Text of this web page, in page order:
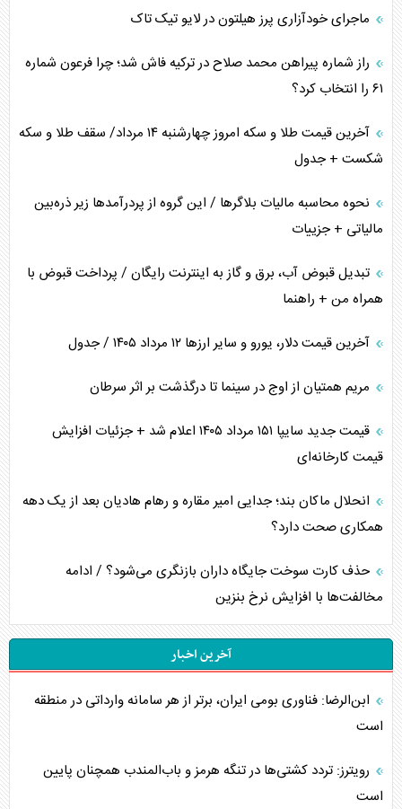
اعتراف غرب به قدرت ایران در تثبیت معادلات
خطای راهبردی ترامپ مقابل برزیل
ماجرای خودآزاری پرز هیلتون در لایو تیک تاک
راز شماره پیراهن محمد صلاح در ترکیه فاش شد؛ چرا فرعون شماره
۶۱ را انتخاب کرد؟
آخرین قیمت طلا و سکه امروز چهارشنبه ۱۴ مرداد/ سقف طلا و سکه
شکست + جدول
نحوه محاسبه مالیات بلاگر‌ها / این گروه از پردرآمد‌ها زیر ذره‌بین
مالیاتی + جزییات
تبدیل قبوض آب، برق و گاز به اینترنت رایگان / پرداخت قبوض با
همراه من + راهنما
آخرین قیمت دلار، یورو و سایر ارز‌ها ۱۲ مرداد ۱۴۰۵ / جدول
مریم همتیان از اوج در سینما تا درگذشت بر اثر سرطان
قیمت جدید سایپا ۱۵۱ مرداد ۱۴۰۵ اعلام شد + جزئیات افزایش
قیمت کارخانه‌ای
انحلال ماکان بند؛ جدایی امیر مقاره و رهام هادیان بعد از یک دهه
همکاری صحت دارد؟
حذف کارت سوخت جایگاه داران بازنگری می‌شود؟ / ادامه
مخالفت‌ها با افزایش نرخ بنزین
آخرین اخبار
ابن‌الرضا: فناوری بومی ایران، برتر از هر سامانه وارداتی در منطقه
است
رویترز: تردد کشتی‌ها در تنگه هرمز و باب‌المندب همچنان پایین
است